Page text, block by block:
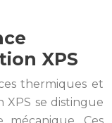
XPS
thermiques et
XPS se distingue